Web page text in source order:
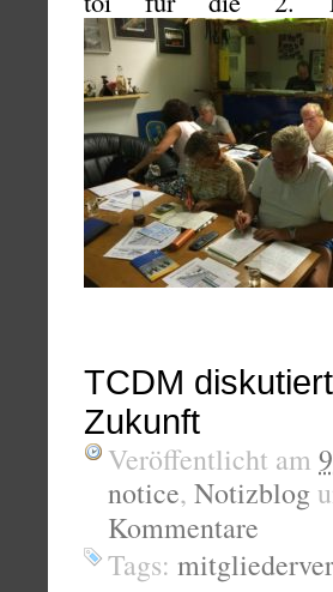
TCDM
Zukunft
Veröffentlicht am
notice, Notizblog
Kommentare
Tags: